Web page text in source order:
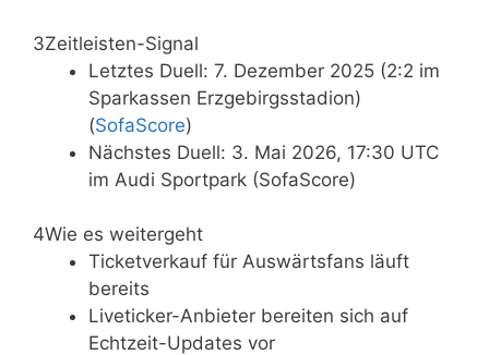
3Zeitleisten-Signal
Letztes Duell: 7. Dezember 2025 (2:2 im
Sparkassen Erzgebirgsstadion)
(SofaScore)
Nächstes Duell: 3. Mai 2026, 17:30 UTC
im Audi Sportpark (SofaScore)
4Wie es weitergeht
Ticketverkauf für Auswärtsfans läuft
bereits
Liveticker-Anbieter bereiten sich auf
Echtzeit-Updates vor